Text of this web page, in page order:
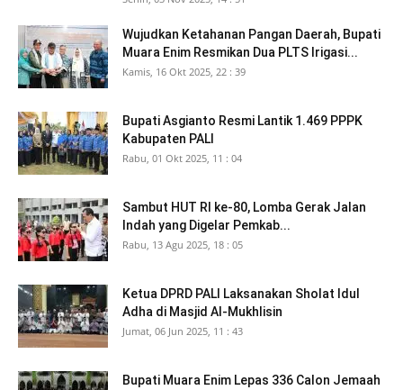
Wujudkan Ketahanan Pangan Daerah, Bupati
Muara Enim Resmikan Dua PLTS Irigasi...
Kamis, 16 Okt 2025, 22 : 39
Bupati Asgianto Resmi Lantik 1.469 PPPK
Kabupaten PALI
Rabu, 01 Okt 2025, 11 : 04
Sambut HUT RI ke-80, Lomba Gerak Jalan
Indah yang Digelar Pemkab...
Rabu, 13 Agu 2025, 18 : 05
Ketua DPRD PALI Laksanakan Sholat Idul
Adha di Masjid Al-Mukhlisin
Jumat, 06 Jun 2025, 11 : 43
Bupati Muara Enim Lepas 336 Calon Jemaah